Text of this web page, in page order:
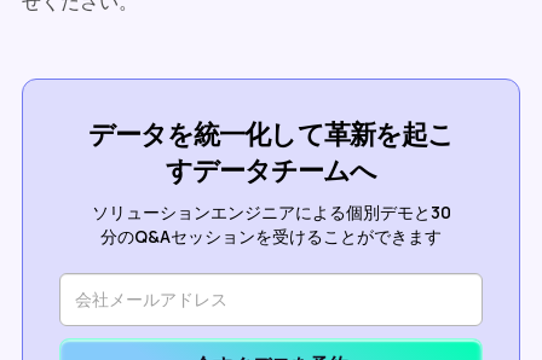
データを統一化して革新を起こ
すデータチームへ
ソリューションエンジニアによる個別デモと30
分のQ&Aセッションを受けることができます